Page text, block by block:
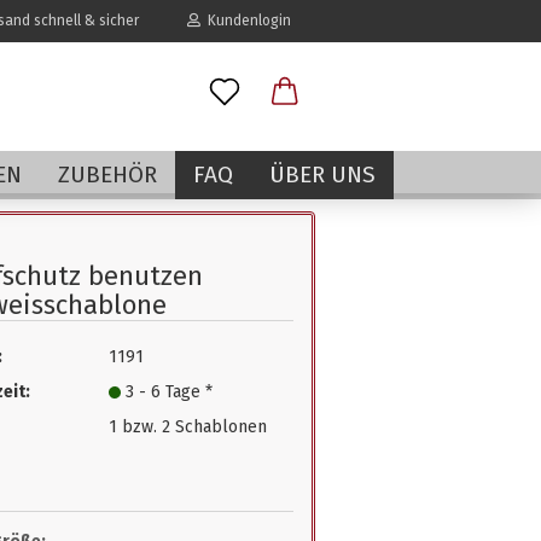
schnell & sicher Kundenlogin
vergessen?
ZUBEHÖR FAQ ÜBER UNS
benutzen
1191
3 - 6 Tage *
1 bzw. 2 Schablonen